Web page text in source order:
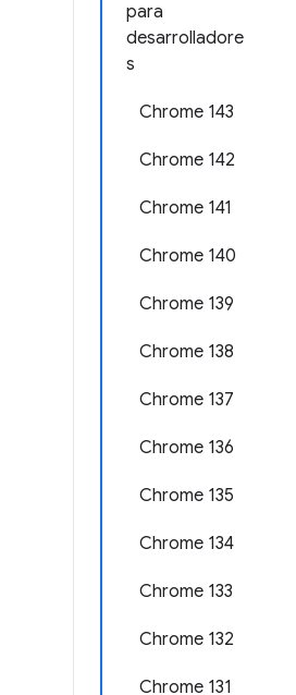
para
desarrolladore
s
Chrome 143
Chrome 142
Chrome 141
Chrome 140
Chrome 139
Chrome 138
Chrome 137
Chrome 136
Chrome 135
Chrome 134
Chrome 133
Chrome 132
Chrome 131